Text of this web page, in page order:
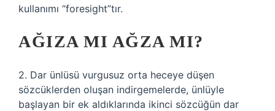
kullanımı “foresight”tır.
AĞIZA MI AĞZA MI?
2. Dar ünlüsü vurgusuz orta heceye düşen
sözcüklerden oluşan indirgemelerde, ünlüyle
başlayan bir ek aldıklarında ikinci sözcüğün dar